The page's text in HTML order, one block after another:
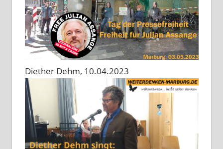
Diether Dehm, 10.04.2023